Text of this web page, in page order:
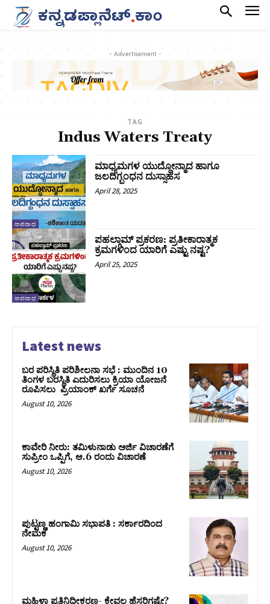
- Advertisement -
TAG
Indus Waters Treaty
ಅಪರಾಧ
ಮಾಧ್ಯಮಗಳ ಯುದ್ಧೋನ್ಮಾದ ಹಾಗೂ
ಜಲದಿಗ್ಬಂಧನ ದುಸ್ಸಾಹಸ
April 28, 2025
ಅಪರಾಧ
ಪಹಲ್ಗಾಮ್‌ ಪ್ರಕರಣ: ಪ್ರತೀಕಾರಾತ್ಮಕ
ಕ್ರಮಗಳಿಂದ ಯಾರಿಗೆ ಎಷ್ಟು ನಷ್ಟ?
April 25, 2025
Latest news
ಬರ ಪರಿಸ್ಥಿತಿ ಪರಿಶೀಲನಾ ಸಭೆ : ಮುಂದಿನ 10
ತಿಂಗಳ ಬರಸ್ಥಿತಿ ಎದುರಿಸಲು ಕ್ರಿಯಾ ಯೋಜನೆ
ರೂಪಿಸಲು ಪ್ರಿಯಾಂಕ್ ಖರ್ಗೆ ಸೂಚನೆ
August 10, 2026
ಕಾವೇರಿ ನೀರು: ತಮಿಳುನಾಡು ಅರ್ಜಿ ವಿಚಾರಣೆಗೆ
ಸುಪ್ರೀಂ ಒಪ್ಪಿಗೆ, ಆ.6 ರಂದು ವಿಚಾರಣೆ
August 10, 2026
ಪುಟ್ಟಣ್ಣ ಹಂಗಾಮಿ ಸಭಾಪತಿ : ಸರ್ಕಾರದಿಂದ
ನೇಮಕ
August 10, 2026
ಮಹಿಳಾ ಪ್ರತಿನಿಧೀಕರಣ- ಕೇವಲ ಹೆಸರಿಗಷ್ಟೇ?